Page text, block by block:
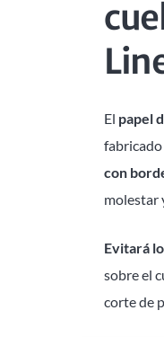
El papel
con
molestar
Evitará
sobre el
corte de